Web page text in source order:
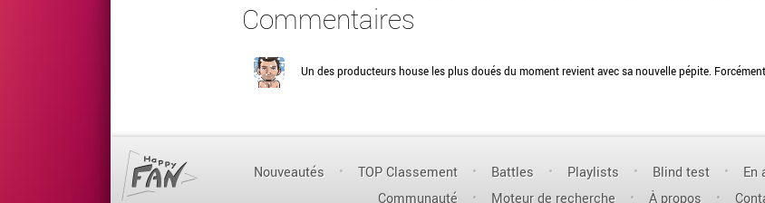
Commentaires
Un des producteurs house les plus doués du moment revient avec sa nouvelle pépite.
Nouveautés TOP Classement Battles Playlists Blind test En
Communauté
Moteur de recherche À propos